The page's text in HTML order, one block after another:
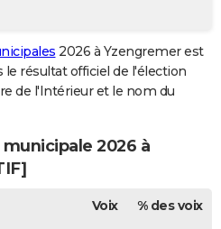
2026 à Yzengremer est
le résultat officiel de l'élection
de l'Intérieur et le nom du
2026 à
Voix % des voix